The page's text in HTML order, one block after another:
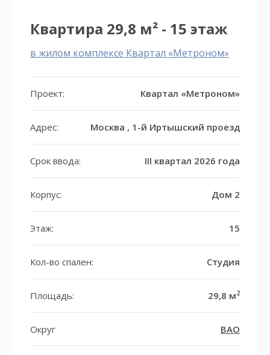
Квартира 29,8 м² - 15 этаж
в жилом комплексе Квартал «Метроном»
Проект: Квартал «Метроном»
Адрес: Москва , 1-й Иртышский проезд
Срок ввода: III квартал 2026 года
Корпус: Дом 2
Этаж: 15
Кол-во спален: Студия
Площадь: 29,8 м2
Округ ВАО